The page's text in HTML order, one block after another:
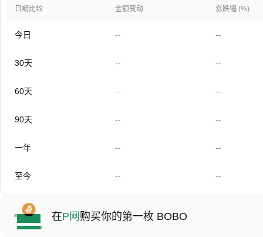
日期比较 金额变动 涨跌幅 (%)
今日 -- --
30天 -- --
60天 -- --
90天 -- --
一年 -- --
至今 -- --
在P网 购买你的第一枚 BOBO